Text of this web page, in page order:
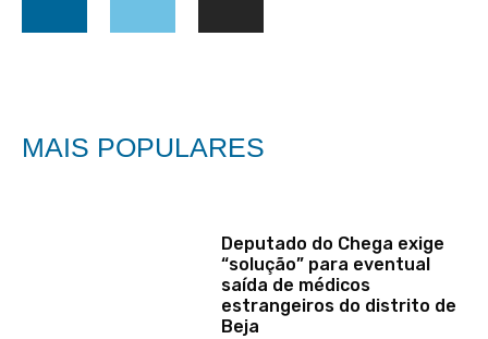
MAIS POPULARES
Deputado do Chega exige
“solução” para eventual
saída de médicos
estrangeiros do distrito de
Beja